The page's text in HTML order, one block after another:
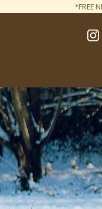
*FREE